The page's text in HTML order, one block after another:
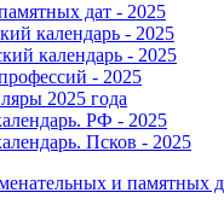
дат - 2025
календарь - 2025
календарь - 2025
- 2025
2025 года
РФ - 2025
Псков - 2025